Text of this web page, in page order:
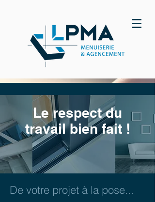
De votre projet à la pose...
Le respect du
travail bien fait !